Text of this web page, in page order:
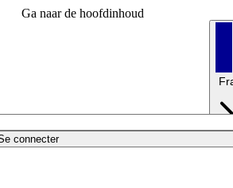
Ga naar de hoofdinhoud
connecter